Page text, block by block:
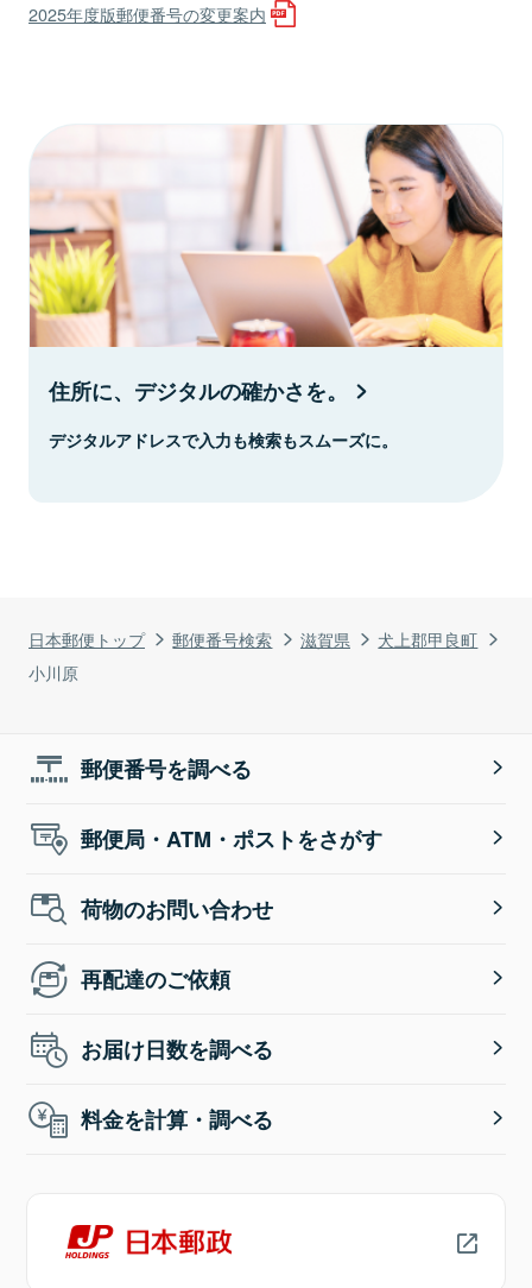
日本郵便トップ 郵便番号検索 滋賀県
犬上郡甲良町
小川原
2025年度版郵便番号の変更案内
住所に、デジタルの確かさを。
デジタルアドレスで入力も検索もスムーズに。
郵便番号を調べる
郵便局・ATM・ポストをさがす
荷物のお問い合わせ
再配達のご依頼
お届け日数を調べる
料金を計算・調べる